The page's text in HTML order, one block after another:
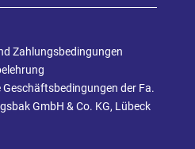
Zahlungsbedingungen
Geschäftsbedingungen der Fa.
GmbH & Co. KG, Lübeck